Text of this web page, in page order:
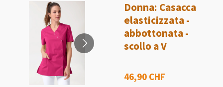
Donna: Casacca
elasticizzata -
abbottonata -
scollo a V
46,90 CHF